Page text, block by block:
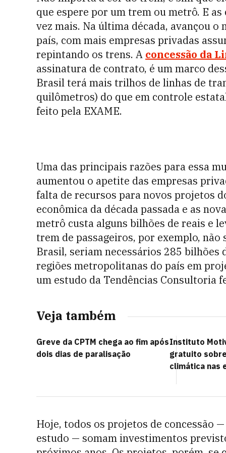
que espere por um trem ou metrô. E
vez mais. Na última década, avançou
país, com mais empresas privadas
repintando os trens. A concessão da
assinatura de contrato, é um marco
Brasil terá mais trilhos de linhas de
quilômetros) do que em controle
feito pela EXAME.
Uma das principais razões para essa
aumentou o apetite das empresas
falta de recursos para novos projetos
econômica da década passada e as
metrô custa alguns bilhões de reais e
trem de passageiros, por exemplo,
Brasil, seriam necessários 285
regiões metropolitanas do país em
um estudo da Tendências Consultoria
Veja também
Greve da CPTM chega ao fim após
dois dias de paralisação
Instituto
gratuito
climática nas
Hoje, todos os projetos de concessão
estudo — somam investimentos